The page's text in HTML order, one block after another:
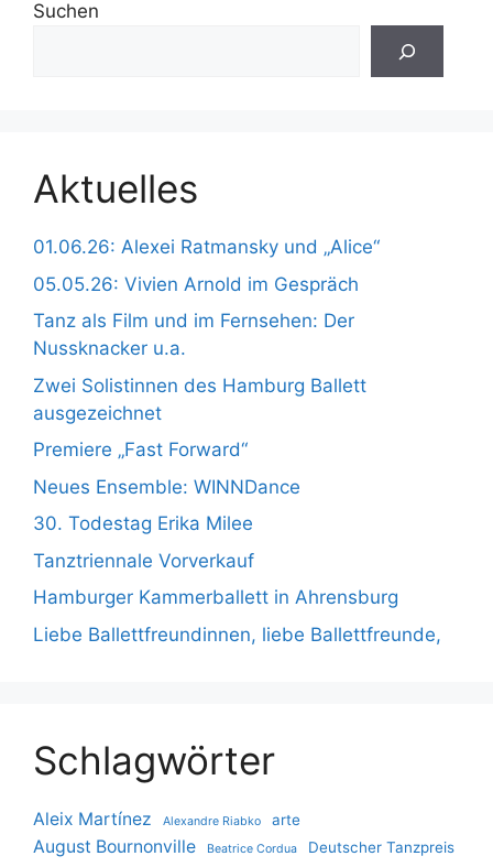
Suchen
Aktuelles
01.06.26: Alexei Ratmansky und „Alice“
05.05.26: Vivien Arnold im Gespräch
Tanz als Film und im Fernsehen: Der
Nussknacker u.a.
Zwei Solistinnen des Hamburg Ballett
ausgezeichnet
Premiere „Fast Forward“
Neues Ensemble: WINNDance
30. Todestag Erika Milee
Tanztriennale Vorverkauf
Hamburger Kammerballett in Ahrensburg
Liebe Ballettfreundinnen, liebe Ballettfreunde,
Schlagwörter
Aleix Martínez Alexandre Riabko arte
August Bournonville Beatrice Cordua Deutscher Tanzpreis